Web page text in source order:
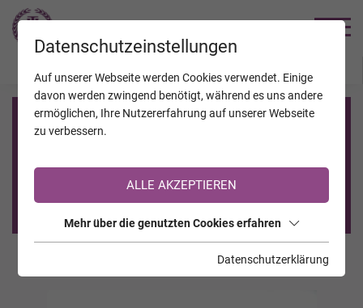
Registrierung auf TrauerHilfe.it
Sie sind noch nicht auf TrauerHilfe.it registriert?
>> zur kostenlosen Registrierung <<
Datenschutzeinstellungen
Auf unserer Webseite werden Cookies verwendet. Einige
davon werden zwingend benötigt, während es uns andere
ermöglichen, Ihre Nutzererfahrung auf unserer Webseite
zu verbessern.
ALLE AKZEPTIEREN
Mehr über die genutzten Cookies erfahren
Datenschutzerklärung
JAHRESTAGE KALENDER VERSTORBENE